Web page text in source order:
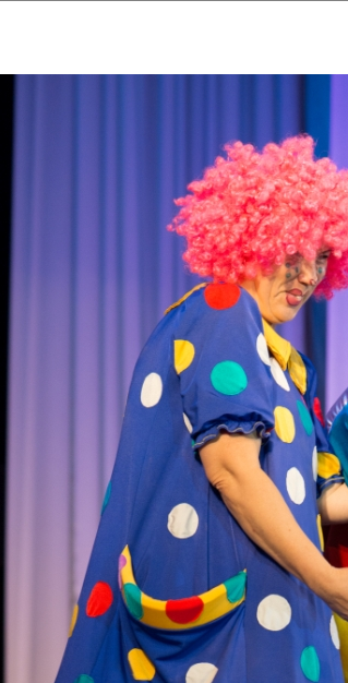
Приветствие Коллективы
ОТЧЕТЫ
Финал
цирковых коллективов
Приднестровского цирка"
Участники фестиваля: